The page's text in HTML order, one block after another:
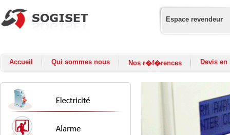
Espace revendeur
Accueil Qui sommes nous Nos r�f�rences Devis